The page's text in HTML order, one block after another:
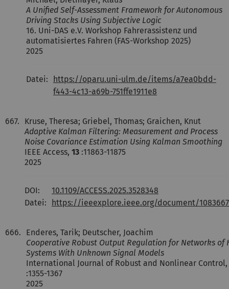
A Unified Self-Assessment Framework for Autonomous
Driving Stacks Using Subjective Logic
16. Uni-DAS e.V. Workshop Fahrerassistenz und
automatisiertes Fahren (FAS-Workshop 2025)
2025
Datei:
https://oparu.uni-ulm.de/items/a7ea0bdd-
f443-4c13-a69b-751ffe1911e8
667.
Kruse, Theresa; Griebel, Thomas; Graichen, Knut
Adaptive Kalman Filtering: Measurement and Process
Noise Covariance Estimation Using Kalman Smoothing
IEEE Access, 13 :11863-11875
2025
DOI:
10.1109/ACCESS.2025.3528348
Datei:
https://ieeexplore.ieee.org/document/
666.
Enderes, Tarik; Deutscher, Joachim
Cooperative Robust Output Regulation for Networks of
Systems With Unknown Signal Models
International Journal of Robust and Nonlinear Control,
:1355-1367
2025